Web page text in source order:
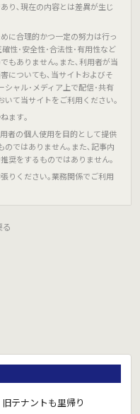
り､現在の内容とは差異が生じ
に合理的かつ一定の努力は行っ
性･安全性･合法性･有用性など
もありません｡また､利用者が当
についても､当サイトおよびそ
シャル･メディア上で配信･共有
いて当サイトをご利用ください｡
ます｡
者の個人使用を目的として提供
のではありません｡また､記事内
奨をするものではありません｡
りください｡業務関係でご利用
る
テナントも里帰り